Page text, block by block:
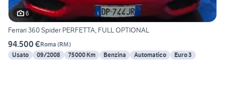
6
Ferrari 360 Spider PERFETTA, FULL OPTIONAL
94.500 €Roma (RM)
Usato
09/2008 75000 Km Benzina Automatico Euro 3